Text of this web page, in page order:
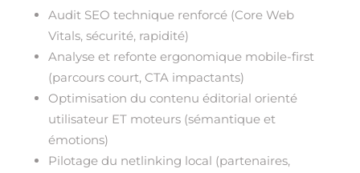
Audit SEO technique renforcé (Core Web
Vitals, sécurité, rapidité)
Analyse et refonte ergonomique mobile-first
(parcours court, CTA impactants)
Optimisation du contenu éditorial orienté
utilisateur ET moteurs (sémantique et
émotions)
Pilotage du netlinking local (partenaires,